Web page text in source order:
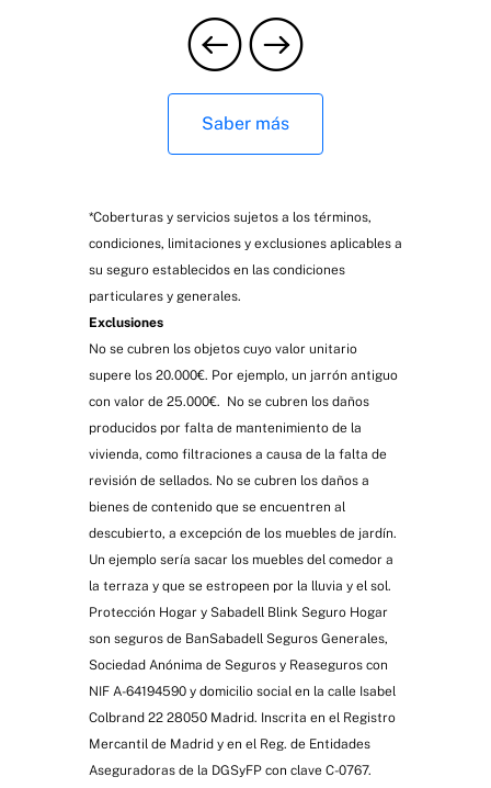
Exclusivo Zenit
Hogar
Plus
Premium
Servicio de asistencia informática
Saber más
*Coberturas y servicios sujetos a los términos,
condiciones, limitaciones y exclusiones aplicables a
su seguro establecidos en las condiciones
particulares y generales.
Exclusiones
No se cubren los objetos cuyo valor unitario
supere los 20.000€. Por ejemplo, un jarrón antiguo
con valor de 25.000€. No se cubren los daños
producidos por falta de mantenimiento de la
vivienda, como filtraciones a causa de la falta de
revisión de sellados. No se cubren los daños a
bienes de contenido que se encuentren al
descubierto, a excepción de los muebles de jardín.
Un ejemplo sería sacar los muebles del comedor a
la terraza y que se estropeen por la lluvia y el sol.
Protección Hogar y Sabadell Blink Seguro Hogar
son seguros de BanSabadell Seguros Generales,
Sociedad Anónima de Seguros y Reaseguros con
NIF A-64194590 y domicilio social en la calle Isabel
Colbrand 22 28050 Madrid. Inscrita en el Registro
Mercantil de Madrid y en el Reg. de Entidades
Aseguradoras de la DGSyFP con clave C-0767.